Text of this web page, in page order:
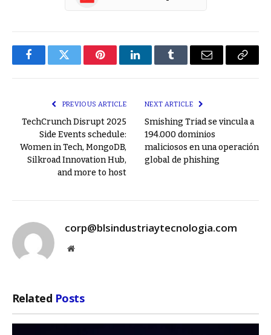
FacebookTwitter PinterestLinkedInTumblr Email
Copy
PREVIOUS ARTICLE
TechCrunch Disrupt 2025
Side Events schedule:
Women in Tech, MongoDB,
Silkroad Innovation Hub,
and more to host
NEXT ARTICLE
Smishing Triad se vincula a
194.000 dominios
maliciosos en una operación
global de phishing
corp@blsindustriaytecnologia.com
Website
Related Posts